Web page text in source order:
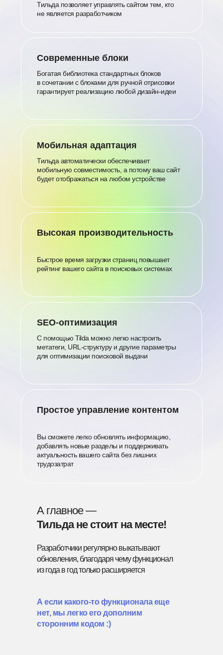
Тильда позволяет управлять сайтом тем, кто
не является разработчиком
Богатая библиотека стандартных блоков
в сочетании с блоками для ручной отрисовки
гарантирует реализацию любой дизайн-идеи
Современные блоки
Тильда автоматически обеспечивает
мобильную совместимость, а потому ваш сайт
будет отображаться на любом устройстве
Мобильная адаптация
Быстрое время загрузки страниц повышает
рейтинг вашего сайта в поисковых системах
Высокая производительность
С помощью Tilda можно легко настроить
метатеги, URL-структуру и другие параметры
для оптимизации поисковой выдачи
SEO-оптимизация
Вы сможете легко обновлять информацию,
добавлять новые разделы и поддерживать
актуальность вашего сайта без лишних
трудозатрат
Простое управление контентом
Разработчики регулярно выкатывают
обновления, благодаря чему функционал
из года в год только расширяется
А главное —
Тильда не стоит на месте!
А если какого-то функционала еще
нет, мы легко его дополним
сторонним кодом :)